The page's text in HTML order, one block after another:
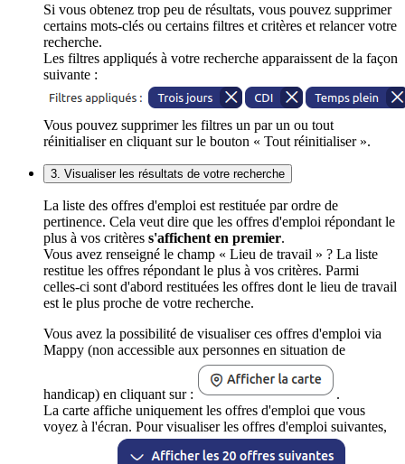
Si vous obtenez trop peu de résultats, vous pouvez supprimer
certains mots-clés ou certains filtres et critères et relancer votre
recherche.
Les filtres appliqués à votre recherche apparaissent de la façon
suivante :
Vous pouvez supprimer les filtres un par un ou tout
réinitialiser en cliquant sur le bouton « Tout réinitialiser ».
3. Visualiser les résultats de votre recherche
La liste des offres d'emploi est restituée par ordre de
pertinence. Cela veut dire que les offres d'emploi répondant le
plus à vos critères s'affichent en premier.
Vous avez renseigné le champ « Lieu de travail » ? La liste
restitue les offres répondant le plus à vos critères. Parmi
celles-ci sont d'abord restituées les offres dont le lieu de travail
est le plus proche de votre recherche.
Vous avez la possibilité de visualiser ces offres d'emploi via
Mappy (non accessible aux personnes en situation de
handicap) en cliquant sur :
.
La carte affiche uniquement les offres d'emploi que vous
voyez à l'écran. Pour visualiser les offres d'emploi suivantes,